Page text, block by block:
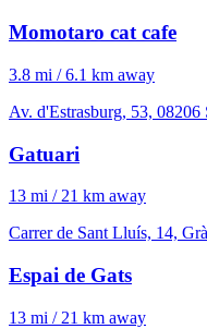
Momotaro cat cafe
3.8 mi / 6.1 km away
Av. d'Estrasburg, 53, 08206
Gatuari
13 mi / 21 km away
Carrer de Sant Lluís, 14,
Espai de Gats
13 mi / 21 km away